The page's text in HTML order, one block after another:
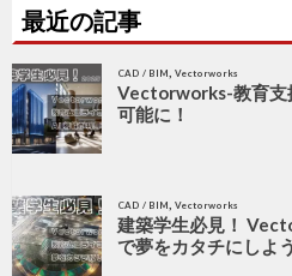
最近の記事
CAD / BIM Vectorworks
Vectorworks-教育支
可能に！
CAD / BIM Vectorworks
建築学生必見！
で夢をカタチにしよ